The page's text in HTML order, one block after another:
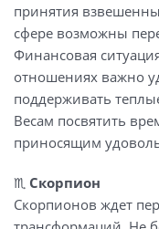
принятия
сфере возможны
Финансовая
отношениях важно
поддерживать
Весам посвятить
приносящим
♏️ Скорпион
Скорпионов ждет